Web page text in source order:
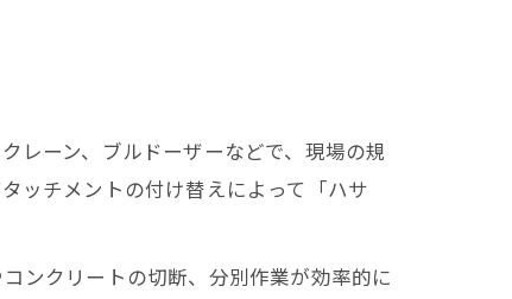
レーン、ブルドーザーなどで、現場の規
ッチメントの付け替えによって「ハサ
ンクリートの切断、分別作業が効率的に